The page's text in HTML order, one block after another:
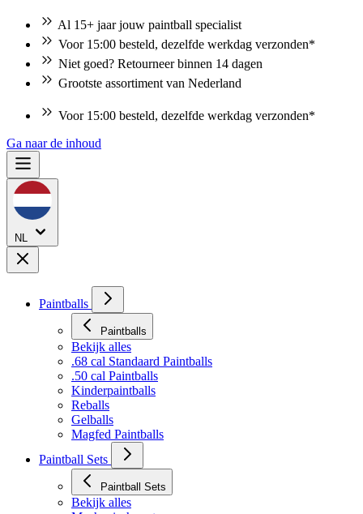
Al 15+ jaar jouw paintball specialist
Voor 15:00 besteld, dezelfde werkdag verzonden*
Niet goed? Retourneer binnen 14 dagen
Grootste assortiment van Nederland
Voor 15:00 besteld, dezelfde werkdag verzonden*
Ga naar de inhoud
NL
Paintballs
Paintballs
Bekijk alles
.68 cal Standaard Paintballs
.50 cal Paintballs
Kinderpaintballs
Reballs
Gelballs
Magfed Paintballs
Paintball Sets
Paintball Sets